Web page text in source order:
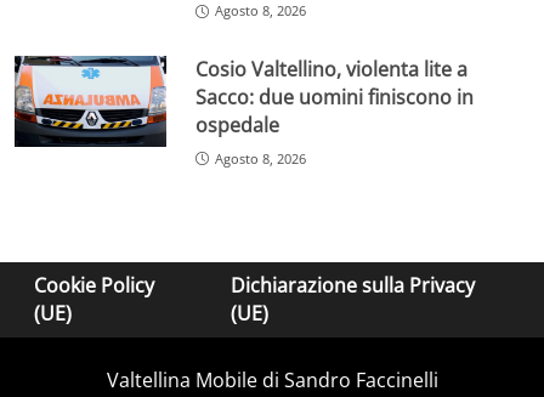
Agosto 8, 2026
Cosio Valtellino, violenta lite a
Sacco: due uomini finiscono in
ospedale
Agosto 8, 2026
Cookie Policy
(UE)
Dichiarazione sulla Privacy
(UE)
Valtellina Mobile di Sandro Faccinelli